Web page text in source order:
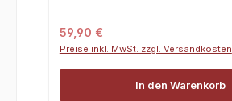
Regulärer Preis:
59,90 €
Preise inkl. MwSt. zzgl. Versandkosten
In den Warenkorb